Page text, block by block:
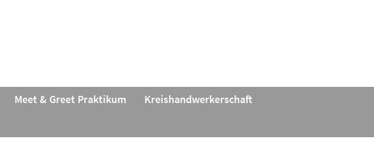
Meet & Greet Praktikum
Kreishandwerkerschaft